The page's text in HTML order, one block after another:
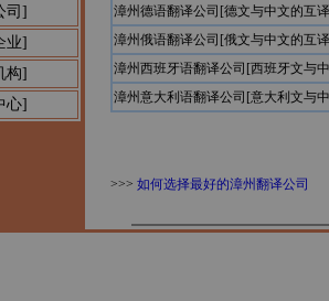
司]
业]
构]
心]
漳州德语翻译公司[德文与中文的互
漳州俄语翻译公司[俄文与中文的互
漳州西班牙语翻译公司[西班牙文与
漳州意大利语翻译公司[意大利文与
>>> 如何选择最好的漳州翻译公司